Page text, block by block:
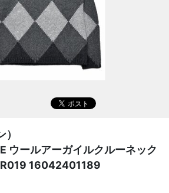
ウールアーガイルクルーネック
16042401189